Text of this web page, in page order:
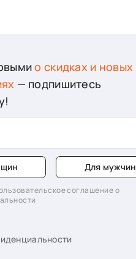
о скидках и новых
— подпишитесь
Для мужчин
соглашение о